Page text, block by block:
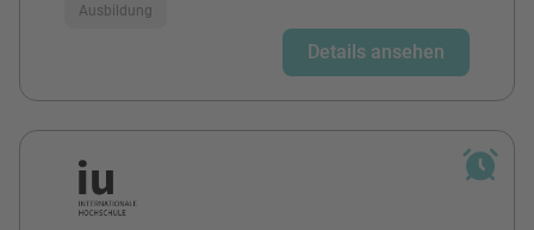
Ausbildung
Details ansehen